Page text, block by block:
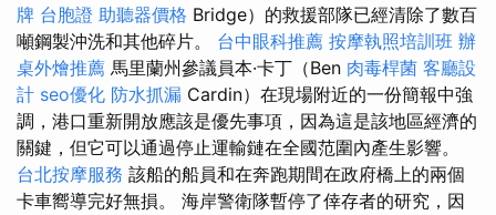
牌 台胞證 助聽器價格 Bridge）的救援部隊已經清除了數百
噸鋼製沖洗和其他碎片。 台中眼科推薦 按摩執照培訓班 辦
桌外燴推薦 馬里蘭州參議員本·卡丁（Ben 肉毒桿菌 客廳設
計 seo優化 防水抓漏 Cardin）在現場附近的一份簡報中強
調，港口重新開放應該是優先事項，因為這是該地區經濟的
關鍵，但它可以通過停止運輸鏈在全國范圍內產生影響。
台北按摩服務 該船的船員和在奔跑期間在政府橋上的兩個
卡車嚮導完好無損。 海岸警衛隊暫停了倖存者的研究，因